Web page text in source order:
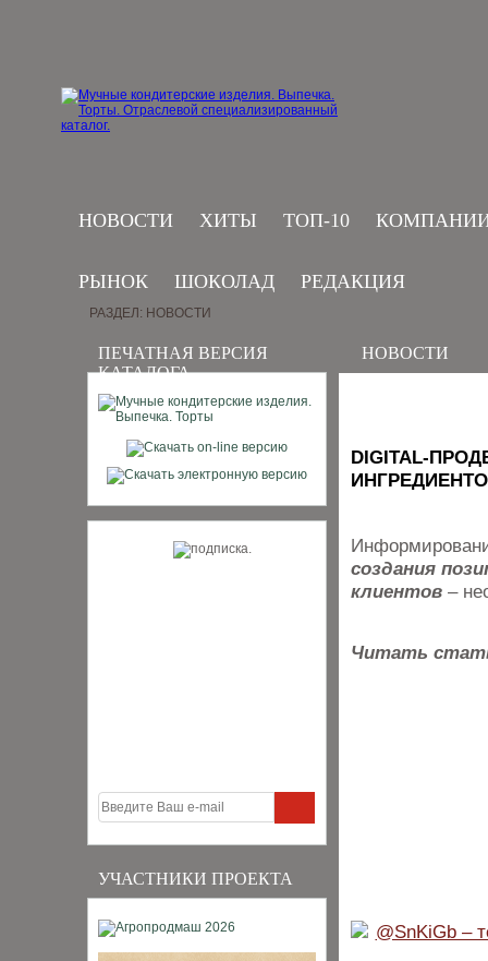
НОВОСТИ ХИТЫ ТОП-10
РЫНОК ШОКОЛАД РЕДАКЦИЯ
ПЕЧАТНАЯ ВЕРСИЯ
КАТАЛОГА
УЧАСТНИКИ ПРОЕКТА
РАЗДЕЛ: НОВОСТИ
НОВОСТИ
DIGITAL-
создания
клиентов –
Читать